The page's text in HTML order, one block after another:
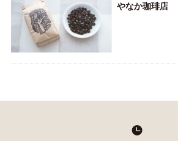
やなか珈琲店